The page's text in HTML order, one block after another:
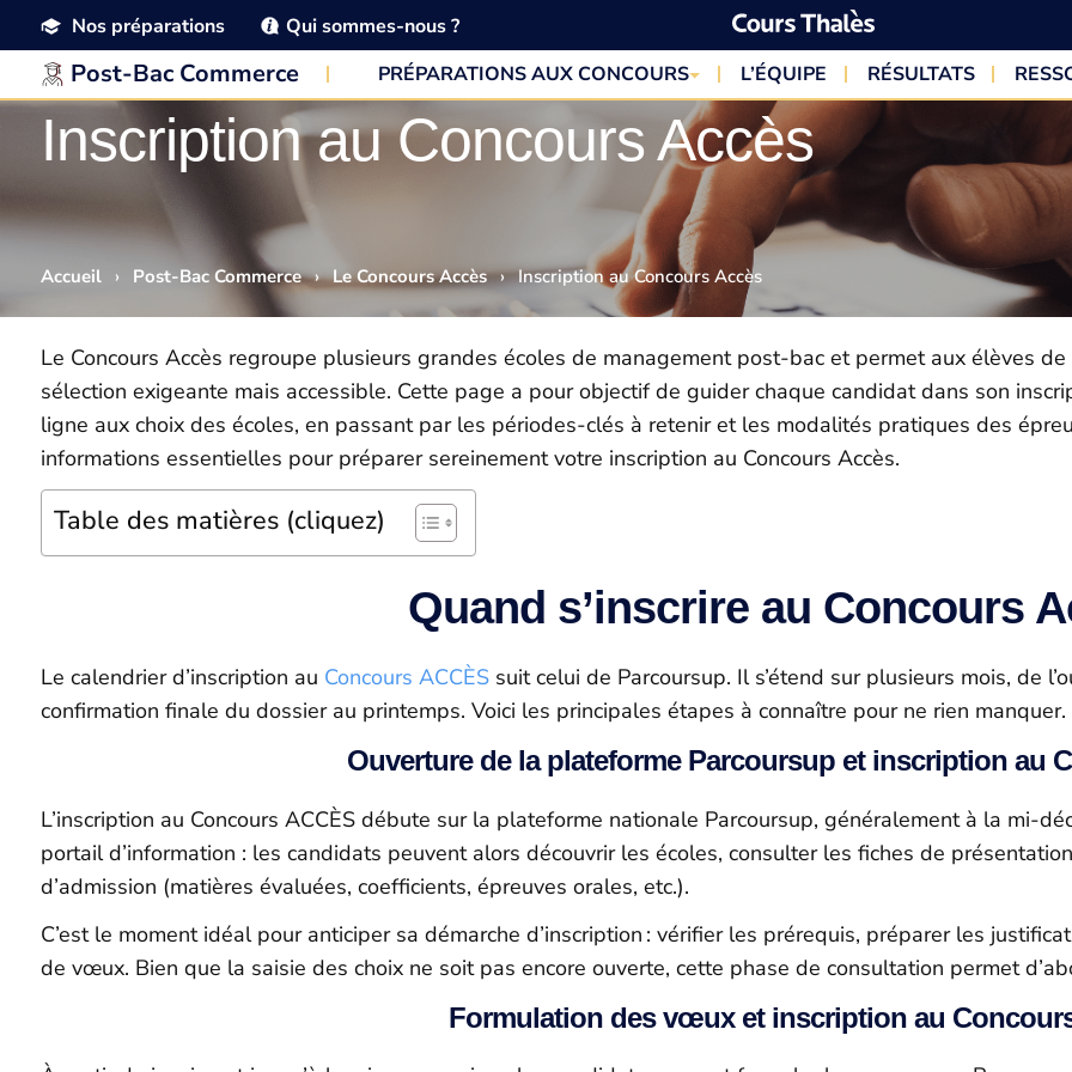
Nos préparations Qui sommes-nous ?
Post-Bac Commerce PRÉPARATIONS AUX CONCOURS L’ÉQUIPE RÉSULTATS
Inscription au Concours Accès
Accueil › Post-Bac Commerce › Le Concours Accès › Inscription au Concours Accès
Le Concours Accès regroupe plusieurs grandes écoles de management post-bac et permet aux élèves
sélection exigeante mais accessible. Cette page a pour objectif de guider chaque candidat dans son
ligne aux choix des écoles, en passant par les périodes-clés à retenir et les modalités pratiques des
informations essentielles pour préparer sereinement votre inscription au Concours Accès.
Table des matières (cliquez)
Quand s’inscrire au Concours
Le calendrier d’inscription au Concours ACCÈSsuit celui de Parcoursup. Il s’étend sur plusieurs mois, de
confirmation finale du dossier au printemps. Voici les principales étapes à connaître pour ne rien manquer.
Ouverture de la plateforme Parcoursup et inscription au
L’inscription au Concours ACCÈS débute sur la plateforme nationale Parcoursup, généralement à la
portail d’information : les candidats peuvent alors découvrir les écoles, consulter les fiches de
d’admission (matières évaluées, coefficients, épreuves orales, etc.).
C’est le moment idéal pour anticiper sa démarche d’inscription : vérifier les prérequis, préparer les
de vœux. Bien que la saisie des choix ne soit pas encore ouverte, cette phase de consultation permet
Formulation des vœux et inscription au